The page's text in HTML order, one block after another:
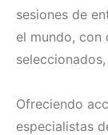
sesiones de
el mundo,
Ofreciendo
especialistas